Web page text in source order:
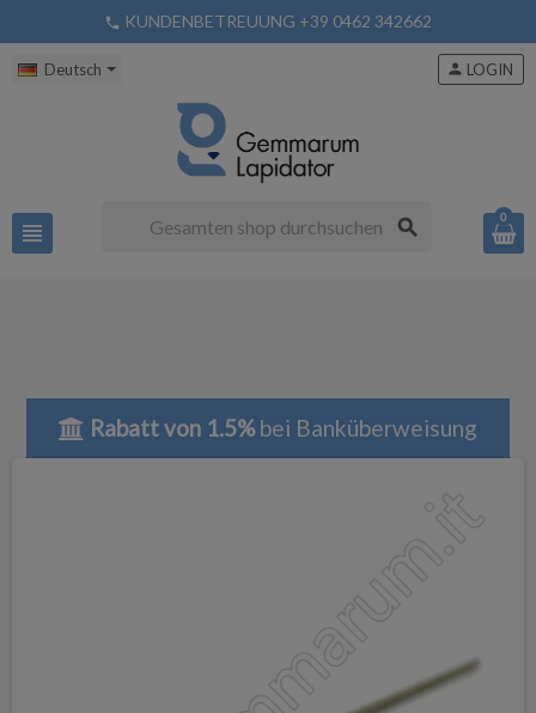
phone KUNDENBETREUUNG +39 0462 342662
Deutsch
view_headline search
person LOGIN
0
Rabatt von 1.5%bei Banküberweisung